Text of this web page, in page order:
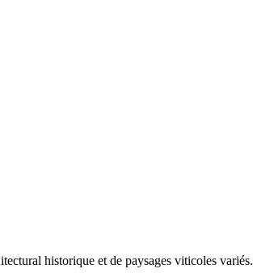
historique et de paysages viticoles variés.